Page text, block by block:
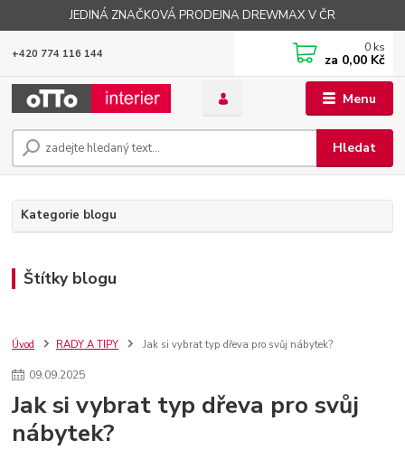
JEDINÁ ZNAČKOVÁ PRODEJNA DREWMAX V ČR
Menu
Hledat
+420 774 116 144 0 ks
za 0,00 Kč
Kategorie blogu
Štítky blogu
Úvod RADY A TIPY Jak si vybrat typ dřeva pro svůj nábytek?
09.09.2025
Jak si vybrat typ dřeva pro svůj
nábytek?